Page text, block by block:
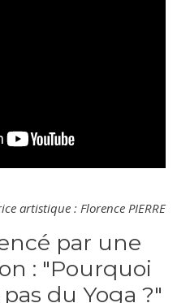
artistique : Florence PIERRE
par une
: "Pourquoi
du Yoga ?"